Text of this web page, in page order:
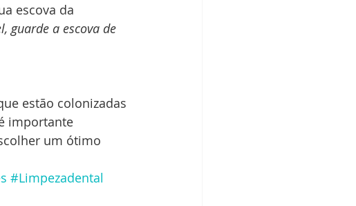
escova da
guarde a escova de
estão colonizadas
importante
um ótimo
#Limpezadental